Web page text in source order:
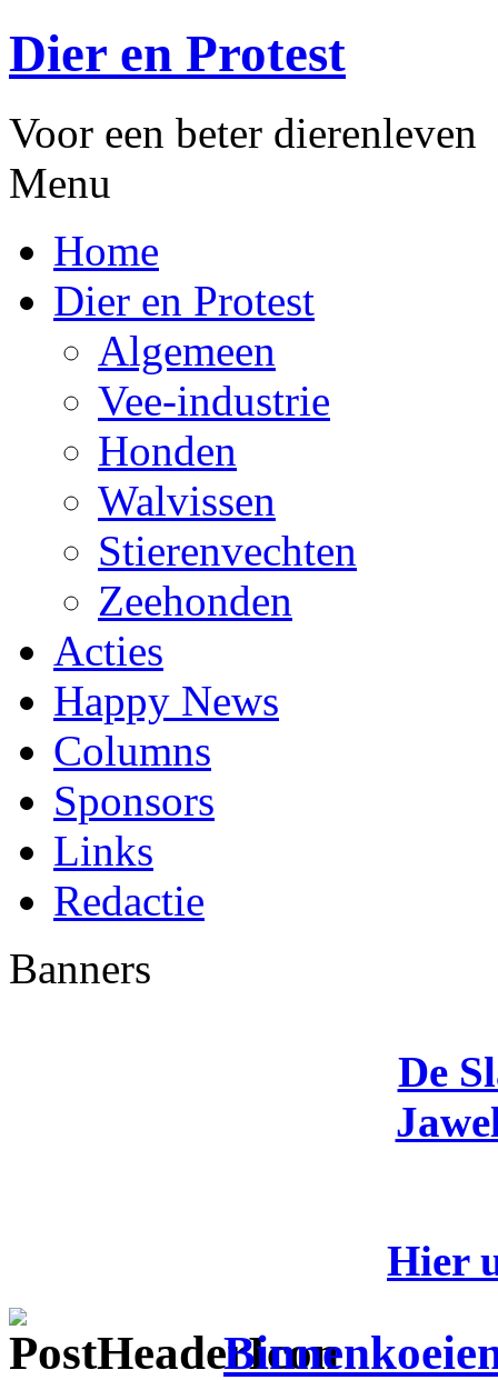
Dier en Protest
Voor een beter dierenleven
Menu
Home
Dier en Protest
Algemeen
Vee-industrie
Honden
Walvissen
Stierenvechten
Zeehonden
Acties
Happy News
Columns
Sponsors
Links
Redactie
Banners
De
Hier